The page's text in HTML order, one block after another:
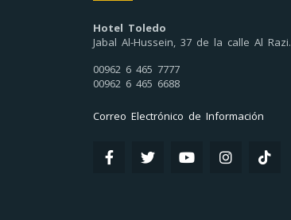
Hotel Toledo
Jabal Al-Hussein, 37 de la calle Al Razi.
00962 6 465 7777
00962 6 465 6688
Correo Electrónico de Información